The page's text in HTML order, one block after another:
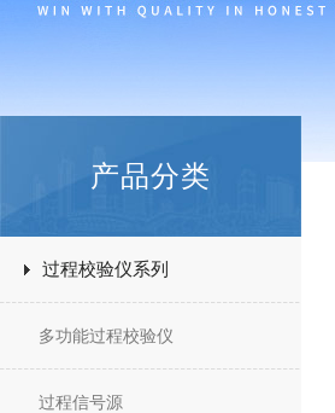
产品分类
过程校验仪系列
多功能过程校验仪
过程信号源